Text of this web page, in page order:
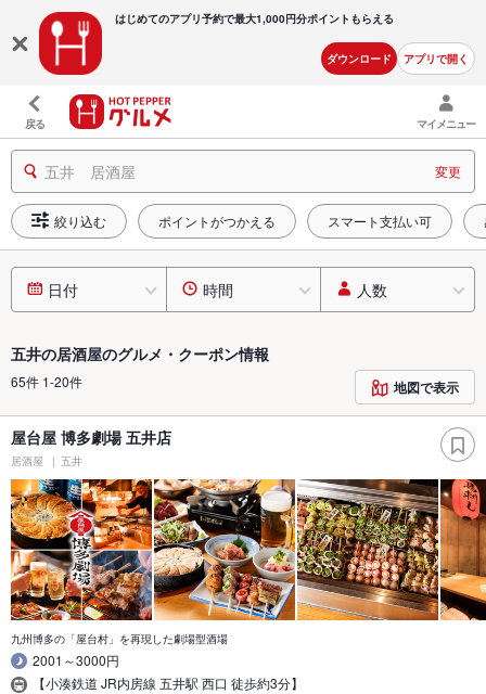
はじめてのアプリ予約で最大1,000円分ポイントもらえる
ダウンロード アプリで開く
戻る マイメニュー
五井 居酒屋 変更
絞り込む ポイントがつかえる スマート支払い可
日付 時間 人数
五井の居酒屋のグルメ・クーポン情報
65件 1-20件 地図で表示
屋台屋 博多劇場 五井店
居酒屋 五井
九州博多の「屋台村」を再現した劇場型酒場
2001～3000円
【小湊鉄道 JR内房線 五井駅 西口 徒歩約3分】